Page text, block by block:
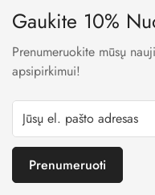
Gaukite 10%
Prenumeruokite mūsų
apsipirkimui!
Prenumeruoti